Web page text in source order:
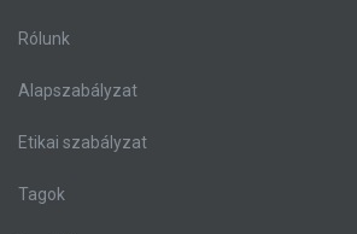
Rólunk
Alapszabályzat
Etikai szabályzat
Tagok